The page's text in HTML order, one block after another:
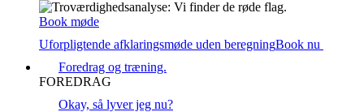
Book møde
Uforpligtende afklaringsmøde uden beregningBook nu
Foredrag og træning.
FOREDRAG
Okay, så lyver jeg nu?